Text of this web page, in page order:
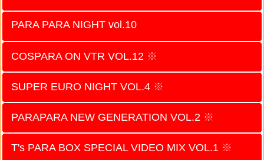
PARA PARA NIGHT vol.10
COSPARA ON VTR VOL.12 ※
SUPER EURO NIGHT VOL.4 ※
PARAPARA NEW GENERATION VOL.2 ※
T's PARA BOX SPECIAL VIDEO MIX VOL.1 ※